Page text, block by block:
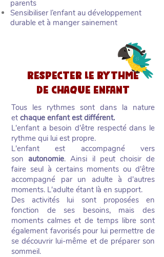
parents
Sensibiliser l’enfant au développement
durable et à manger sainement
RESPECTER LE RYTHME
DE CHAQUE ENFANT
Tous les rythmes sont dans la nature
et chaque enfant est différent.
L'enfant a besoin d'être respecté dans le
rythme qui lui est propre.
L'enfant est accompagné vers
son autonomie. Ainsi il peut choisir de
faire seul à certains moments ou d'être
accompagné par un adulte à d'autres
moments. L'adulte étant là en support.
Des activités lui sont proposées en
fonction de ses besoins, mais des
moments calmes et de temps libre sont
également favorisés pour lui permettre de
se découvrir lui-même et de préparer son
sommeil.